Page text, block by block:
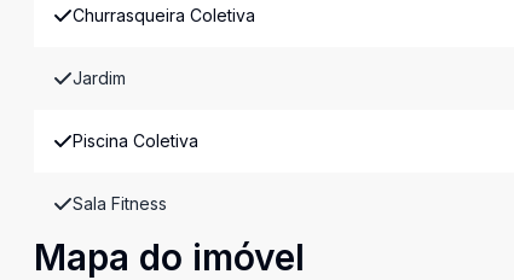
Churrasqueira Coletiva
Jardim
Piscina Coletiva
Sala Fitness
Mapa do imóvel